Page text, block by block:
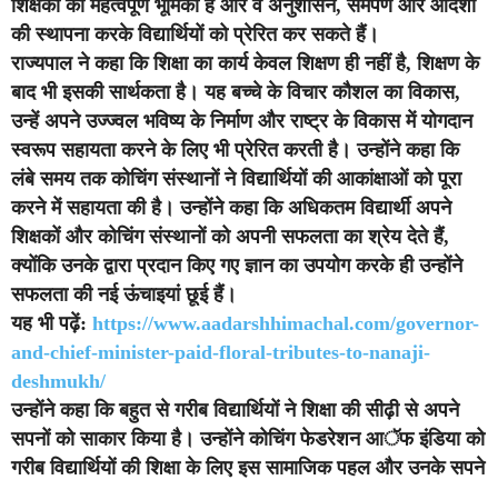
शिक्षकों की महत्वपूर्ण भूमिका है और वे अनुशासन, समर्पण और आदर्शों
की स्थापना करके विद्यार्थियों को प्रेरित कर सकते हैं।
राज्यपाल ने कहा कि शिक्षा का कार्य केवल शिक्षण ही नहीं है, शिक्षण के
बाद भी इसकी सार्थकता है। यह बच्चे के विचार कौशल का विकास,
उन्हें अपने उज्ज्वल भविष्य के निर्माण और राष्ट्र के विकास में योगदान
स्वरूप सहायता करने के लिए भी प्रेरित करती है। उन्होंने कहा कि
लंबे समय तक कोचिंग संस्थानों ने विद्यार्थियों की आकांक्षाओं को पूरा
करने में सहायता की है। उन्होंने कहा कि अधिकतम विद्यार्थी अपने
शिक्षकों और कोचिंग संस्थानों को अपनी सफलता का श्रेय देते हैं,
क्योंकि उनके द्वारा प्रदान किए गए ज्ञान का उपयोग करके ही उन्होंने
सफलता की नई ऊंचाइयां छूई हैं।
यह भी पढ़ें: https://www.aadarshhimachal.com/governor-
and-chief-minister-paid-floral-tributes-to-nanaji-
deshmukh/
उन्होंने कहा कि बहुत से गरीब विद्यार्थियों ने शिक्षा की सीढ़ी से अपने
सपनों को साकार किया है। उन्होंने कोचिंग फेडरेशन आॅफ इंडिया को
गरीब विद्यार्थियों की शिक्षा के लिए इस सामाजिक पहल और उनके सपने